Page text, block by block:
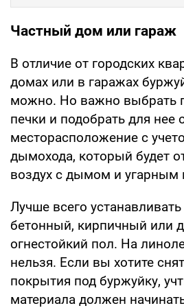
Частный дом или гараж
В отличие от городских
домах или в гаражах
можно. Но важно выбрать
печки и подобрать для нее
месторасположение с
дымохода, который будет
воздух с дымом и угарным
Лучше всего
бетонный, кирпичный или
огнестойкий пол. На
нельзя. Если вы хотите
покрытия под буржуйку,
материала должен